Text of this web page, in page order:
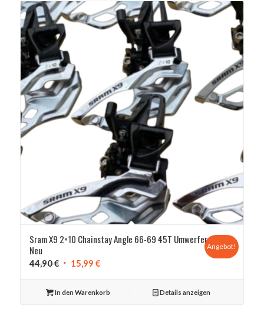
Sram X9 2×10 Chainstay Angle 66-69 45T Umwerfer
Neu
44,90€ Ursprünglicher
war:
15,99 €Aktueller
ist:
Angebot!
In den Warenkorb Details anzeigen